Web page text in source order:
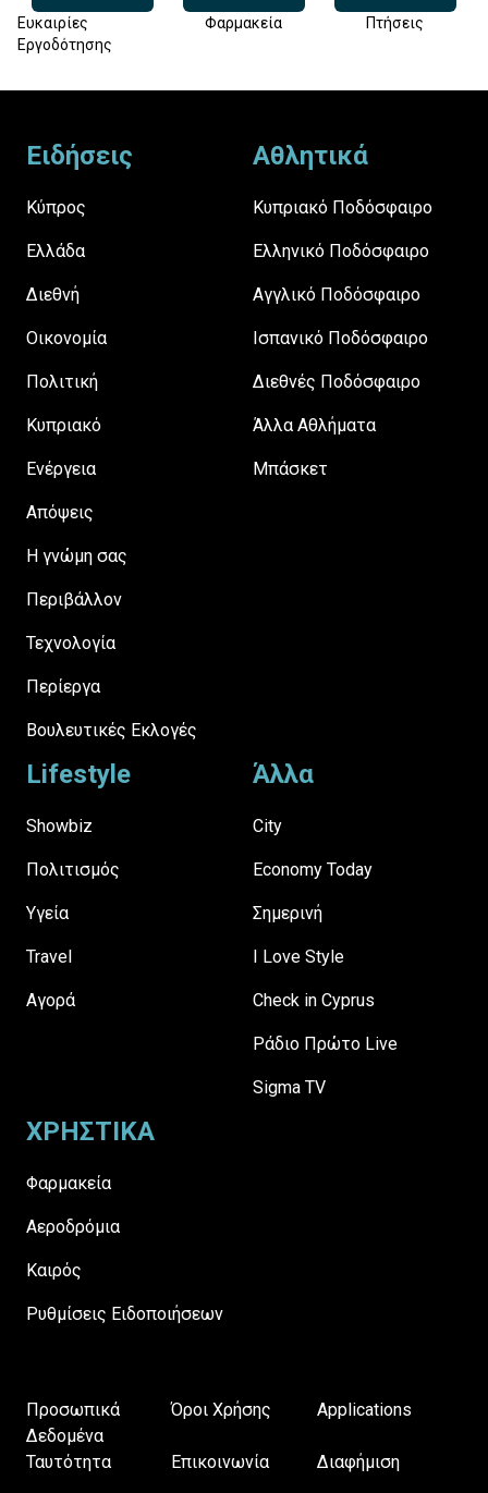
Ευκαιρίες
Εργοδότησης
Φαρμακεία Πτήσεις
Ειδήσεις
Κύπρος
Ελλάδα
Διεθνή
Οικονομία
Πολιτική
Κυπριακό
Ενέργεια
Απόψεις
H γνώμη σας
Περιβάλλον
Τεχνολογία
Περίεργα
Βουλευτικές Εκλογές
Αθλητικά
Κυπριακό Ποδόσφαιρο
Ελληνικό Ποδόσφαιρο
Αγγλικό Ποδόσφαιρο
Ισπανικό Ποδόσφαιρο
Διεθνές Ποδόσφαιρο
Άλλα Αθλήματα
Μπάσκετ
Lifestyle
Showbiz
Πολιτισμός
Υγεία
Travel
Αγορά
Άλλα
City
Economy Today
Σημερινή
I Love Style
Check in Cyprus
Ράδιο Πρώτο Live
Sigma TV
ΧΡΗΣΤΙΚΑ
Φαρμακεία
Αεροδρόμια
Καιρός
Ρυθμίσεις Ειδοποιήσεων
Προσωπικά
Δεδομένα
Όροι Χρήσης Applications
Ταυτότητα Επικοινωνία Διαφήμιση